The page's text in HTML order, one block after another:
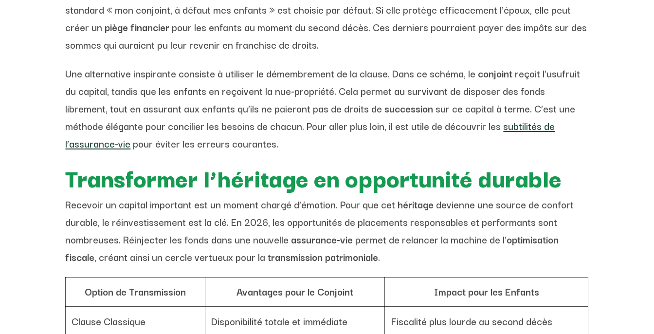
standard « mon conjoint, à défaut mes enfants » est choisie par défaut. Si elle protège efficacement l’époux, elle peut
créer un piège financier pour les enfants au moment du second décès. Ces derniers pourraient payer des impôts sur des
sommes qui auraient pu leur revenir en franchise de droits.
Une alternative inspirante consiste à utiliser le démembrement de la clause. Dans ce schéma, le conjointreçoit l’usufruit
du capital, tandis que les enfants en reçoivent la nue-propriété. Cela permet au survivant de disposer des fonds
librement, tout en assurant aux enfants qu’ils ne paieront pas de droits de succession sur ce capital à terme. C’est une
méthode élégante pour concilier les besoins de chacun. Pour aller plus loin, il est utile de découvrir les subtilités de
l’assurance-vie pour éviter les erreurs courantes.
Transformer l’héritage en opportunité durable
Recevoir un capital important est un moment chargé d’émotion. Pour que cet héritage devienne une source de confort
durable, le réinvestissement est la clé. En 2026, les opportunités de placements responsables et performants sont
nombreuses. Réinjecter les fonds dans une nouvelle assurance-vie permet de relancer la machine de l’optimisation
fiscale, créant ainsi un cercle vertueux pour latransmission patrimoniale.
Option de Transmission Avantages pour le Conjoint
Impact pour les Enfants
Clause Classique
Disponibilité totale et immédiate
Fiscalité plus lourde au second décès